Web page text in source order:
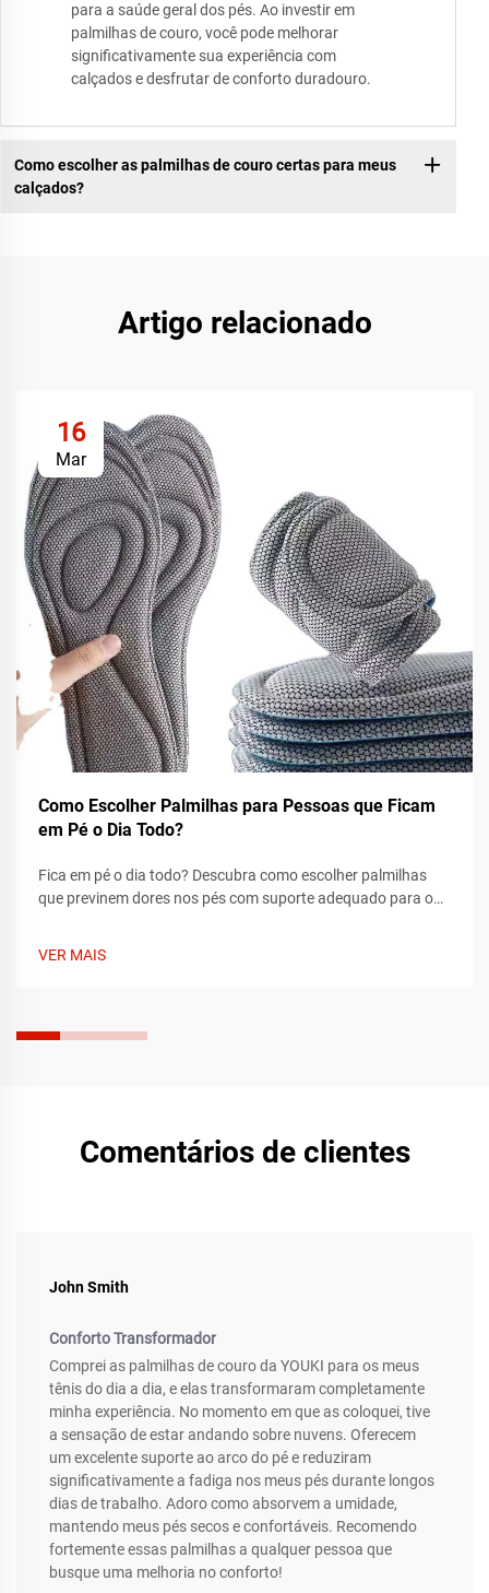
para a saúde geral dos pés. Ao investir em
palmilhas de couro, você pode melhorar
significativamente sua experiência com
calçados e desfrutar de conforto duradouro.
Como escolher as palmilhas de couro certas para meus
calçados?
Artigo relacionado
16
Mar
Como Escolher Palmilhas para Pessoas que Ficam
em Pé o Dia Todo?
Fica em pé o dia todo? Descubra como escolher palmilhas
que previnem dores nos pés com suporte adequado para o
VER MAIS
Comentários de clientes
John Smith
Conforto Transformador
Comprei as palmilhas de couro da YOUKI para os meus
tênis do dia a dia, e elas transformaram completamente
minha experiência. No momento em que as coloquei, tive
a sensação de estar andando sobre nuvens. Oferecem
um excelente suporte ao arco do pé e reduziram
significativamente a fadiga nos meus pés durante longos
dias de trabalho. Adoro como absorvem a umidade,
mantendo meus pés secos e confortáveis. Recomendo
fortemente essas palmilhas a qualquer pessoa que
busque uma melhoria no conforto!